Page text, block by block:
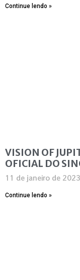
Continue lendo »
VISION OF
OFICIAL DO
11 de janeiro de 2023
Continue lendo »